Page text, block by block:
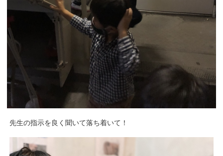
先生の指示を良く聞いて落ち着いて！